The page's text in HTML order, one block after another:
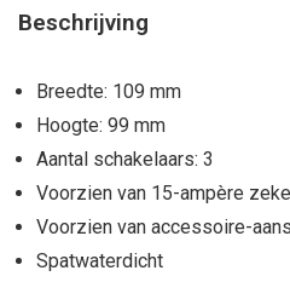
Beschrijving
Breedte: 109 mm
Hoogte: 99 mm
Aantal schakelaars: 3
Voorzien van 15-ampère
Voorzien van accessoire-
Spatwaterdicht